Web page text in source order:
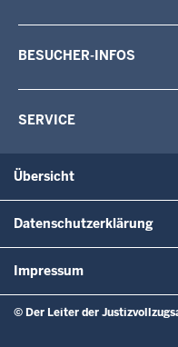
BESUCHER-INFOS
SERVICE
Übersicht
Datenschutzerklärung
Impressum
© Der Leiter der